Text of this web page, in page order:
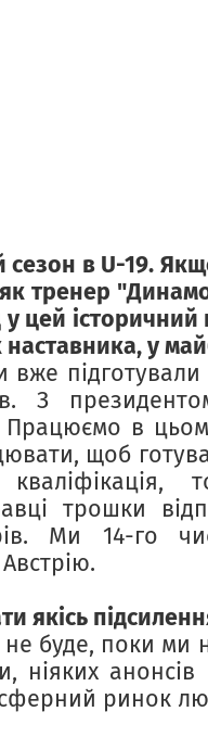
в U-19.
тренер
у цей
наставника, у
З
Працюємо в
щоб
трошки
Ми 14-го
якісь
не буде, поки ми
ніяких
ринок